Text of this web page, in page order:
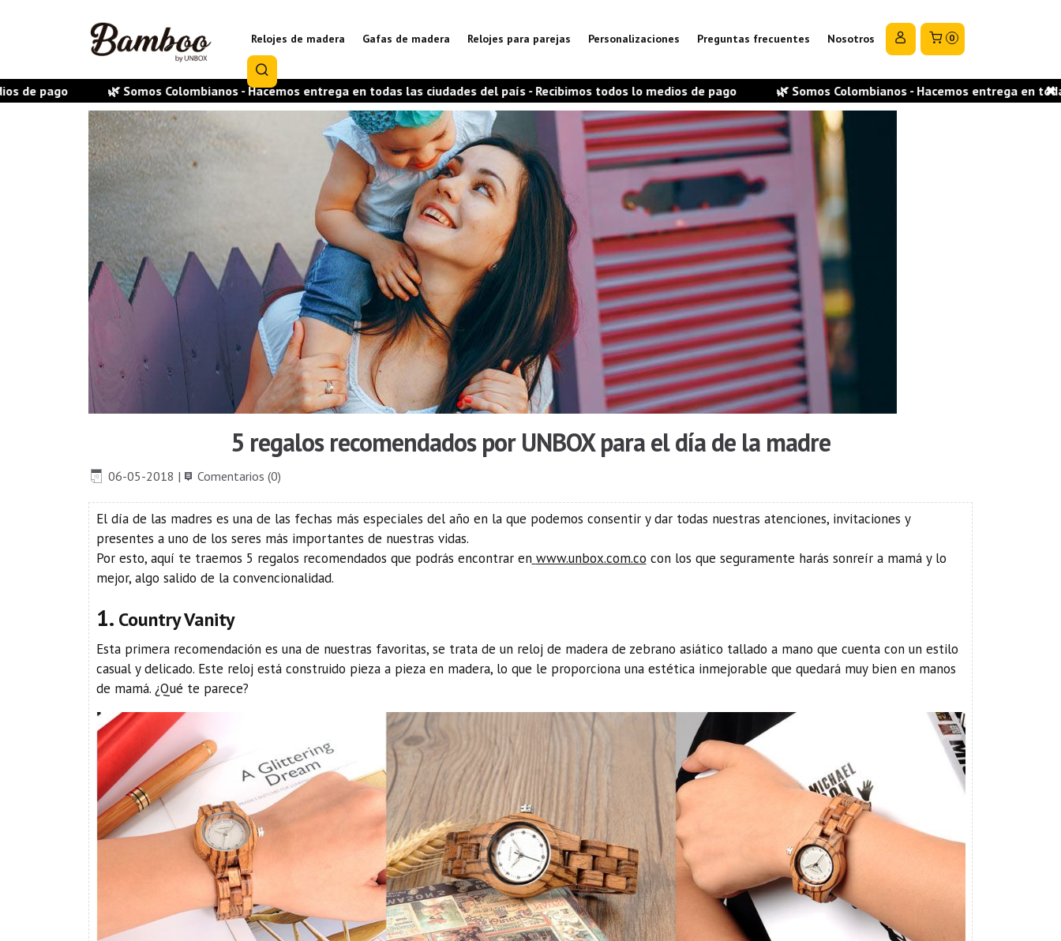
Relojes de madera Gafas de madera Relojes para parejas Personalizaciones Preguntas frecuentes Nosotros 0
5 regalos recomendados por UNBOX para el día de la madre
06-05-2018 | Comentarios (0)
El día de las madres es una de las fechas más especiales del año en la que podemos consentir y dar todas nuestras atenciones, invitaciones y
presentes a uno de los seres más importantes de nuestras vidas.
Por esto, aquí te traemos 5 regalos recomendados que podrás encontrar en www.unbox.com.co con los que seguramente harás sonreír a mamá y lo
mejor, algo salido de la convencionalidad.
1. Country Vanity
Esta primera recomendación es una de nuestras favoritas, se trata de un reloj de madera de zebrano asiático tallado a mano que cuenta con un estilo
casual y delicado. Este reloj está construido pieza a pieza en madera, lo que le proporciona una estética inmejorable que quedará muy bien en manos
de mamá. ¿Qué te parece?
- Hacemos entrega en todas las ciudades del país - Recibimos todos lo medios de pago 🌿 Somos Colombianos - Hacemos entrega en todas las ciudades del país - ✖